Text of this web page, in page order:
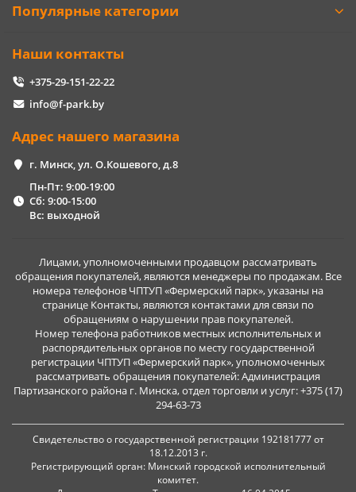
Популярные категории
Наши контакты
+375-29-151-22-22
info@f-park.by
Адрес нашего магазина
г. Минск, ул. О.Кошевого, д.8
Пн-Пт: 9:00-19:00
Сб: 9:00-15:00
Вс: выходной
Лицами, уполномоченными продавцом рассматривать
обращения покупателей, являются менеджеры по продажам. Все
номера телефонов ЧПТУП «Фермерский парк», указаны на
странице Контакты, являются контактами для связи по
обращениям о нарушении прав покупателей.
Номер телефона работников местных исполнительных и
распорядительных органов по месту государственной
регистрации ЧПТУП «Фермерский парк», уполномоченных
рассматривать обращения покупателей: Администрация
Партизанского района г. Минска, отдел торговли и услуг: +375 (17)
294-63-73
Свидетельство о государственной регистрации 192181777 от
18.12.2013 г.
Регистрирующий орган: Минский городской исполнительный
комитет.